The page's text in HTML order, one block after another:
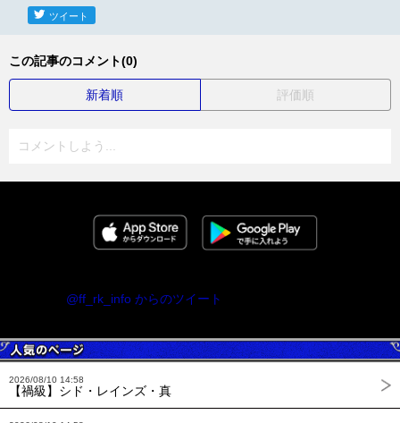
ツイート
この記事のコメント(0)
新着順 評価順
コメントしよう...
@ff_rk_info からのツイート
2026/08/10 14:58
【禍級】シド・レインズ・真